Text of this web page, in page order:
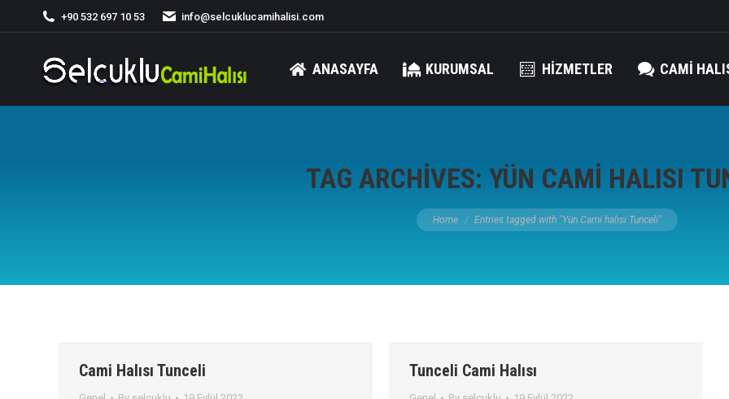
+90 532 697 10 53 info@selcuklucamihalisi.com
ANASAYFA KURUMSAL HIZMETLER CAMI
TAG ARCHIVES: YÜN CAMI HALISI
You are here:
Home Entries tagged with "Yün Cami halısı Tunceli"
Cami Halısı Tunceli Tunceli Cami Halısı